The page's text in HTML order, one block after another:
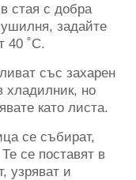
стая с добра
задайте
40 ˚C.
със захарен
хладилник, но
като листа.
се събират,
се поставят в
узряват и